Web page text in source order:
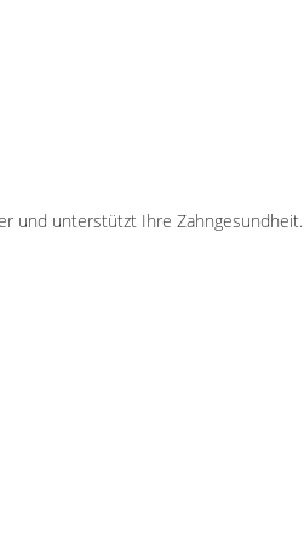
und unterstützt Ihre Zahngesundheit.